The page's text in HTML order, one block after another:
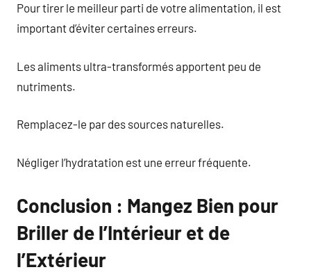
Pour tirer le meilleur parti de votre alimentation, il est
important d’éviter certaines erreurs.
Les aliments ultra-transformés apportent peu de
nutriments.
Remplacez-le par des sources naturelles.
Négliger l’hydratation est une erreur fréquente.
Conclusion : Mangez Bien pour
Briller de l’Intérieur et de
l’Extérieur